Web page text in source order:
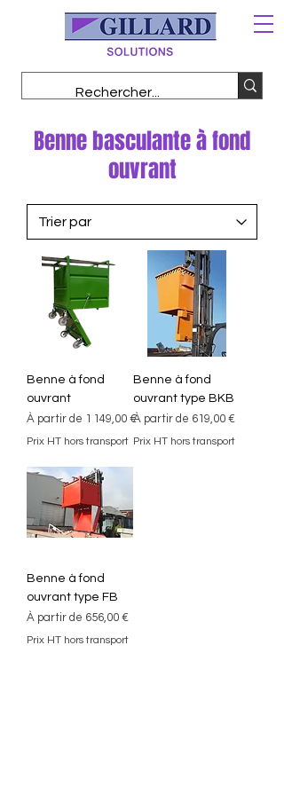
Benne basculante à fond
ouvrant
Benne à fond
ouvrant
À partir de 1 149,00 €
Prix promotionnel
Prix HT hors transport
Benne à fond
ouvrant type BKB
À partir de 619,00 €
Prix promotionnel
Prix HT hors transport
Benne à fond
ouvrant type FB
À partir de 656,00 €
Prix promotionnel
Prix HT hors transport